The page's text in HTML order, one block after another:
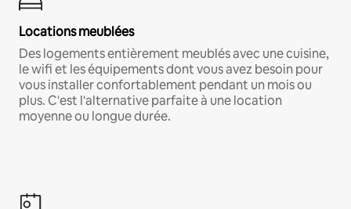
Locations meublées
Des logements entièrement meublés avec une cuisine,
le wifi et les équipements dont vous avez besoin pour
vous installer confortablement pendant un mois ou
plus. C'est l'alternative parfaite à une location
moyenne ou longue durée.